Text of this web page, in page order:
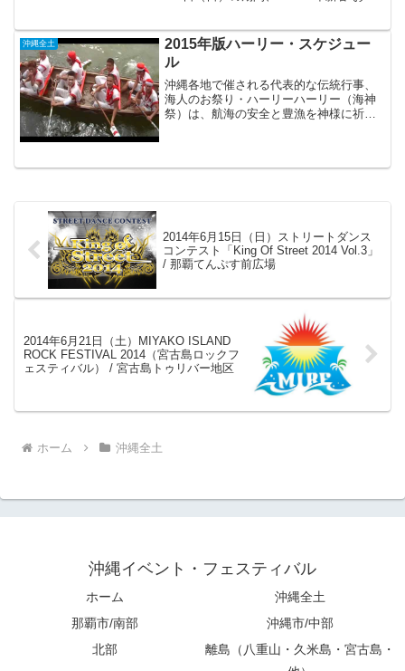
ブやヒーローショーなどを無料鑑賞でき
ます！サンエ...
沖縄全土
2015年版ハーリー・スケジュー
ル
沖縄各地で催される代表的な伝統行事、
海人のお祭り・ハーリーハーリー（海神
祭）は、航海の安全と豊漁を神様に祈願
たとされ、旧暦5月4...
2014年6月15日（日）ストリートダンス
コンテスト「King Of Street 2014 Vol.3」
/ 那覇てんぷす前広場
2014年6月21日（土）MIYAKO ISLAND
ROCK FESTIVAL 2014（宮古島ロックフ
ェスティバル） / 宮古島トゥリバー地区
ホーム 沖縄全土
沖縄イベント・フェスティバル
ホーム
沖縄全土
那覇市/南部
沖縄市/中部
北部
離島（八重山・久米島・宮古島・